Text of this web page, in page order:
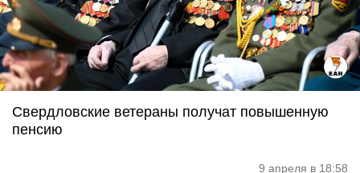
Свердловские ветераны получат повышенную
пенсию
9 апреля в 18:58